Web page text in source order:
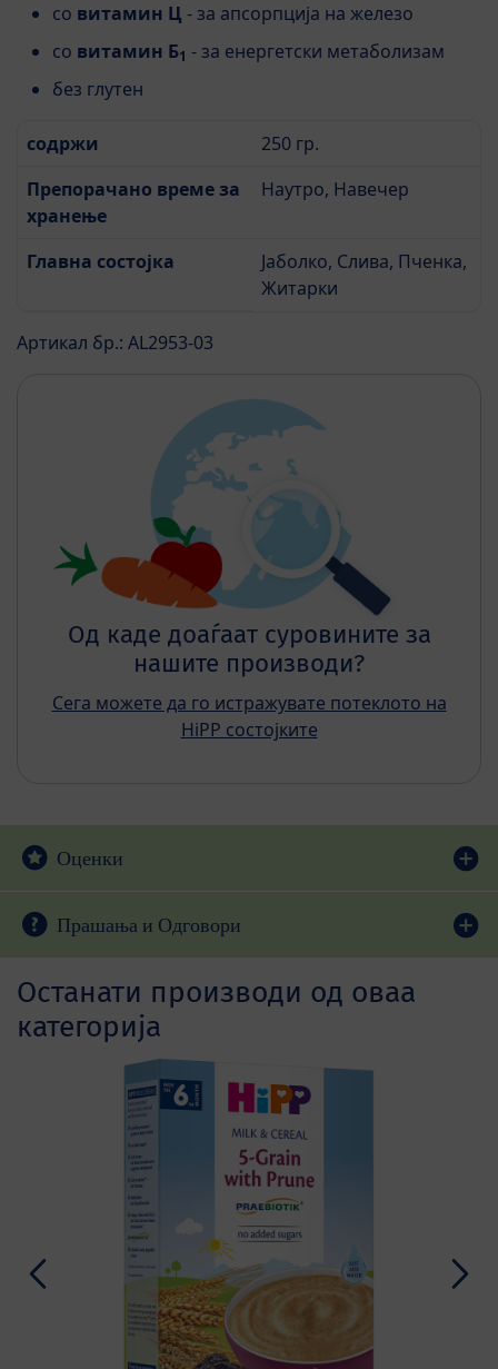
со витамин Ц - за апсорпција на железо
со витамин Б1 - за енергетски метаболизам
без глутен
содржи
250 гр.
Препорачано време за
хранење
Наутро, Навечер
Главна состојка
Јаболко, Слива, Пченка,
Житарки
Артикал бр.: AL2953-03
Од каде доаѓаат суровините за
нашите производи?
Сега можете да го истражувате потеклото на
HiPP состојките
Оценки
Прашања и Одговори
Останати производи од оваа
категорија